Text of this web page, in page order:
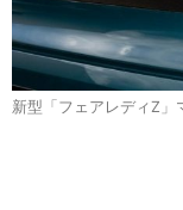
新型「フェアレディZ」